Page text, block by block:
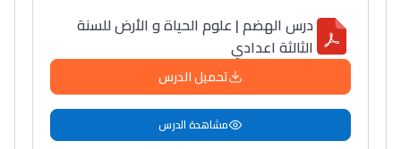
درس الهضم | علوم الحياة و الأرض للسنة
الثالثة اعدادي
تحميل الدرس
مشاهدة الدرس